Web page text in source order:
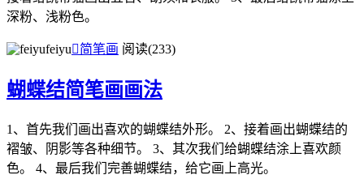
深粉、浅粉色。
feiyu简笔画 阅读(233)
蝴蝶结简笔画画法
1、首先我们画出喜欢的蝴蝶结外形。 2、接着画出蝴蝶结的
褶皱、阴影等各种细节。 3、其次我们给蝴蝶结涂上喜欢颜
色。 4、最后我们完善蝴蝶结，给它画上高光。